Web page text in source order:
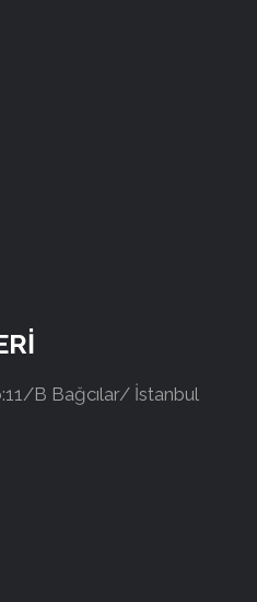
B Bağcılar/ İstanbul